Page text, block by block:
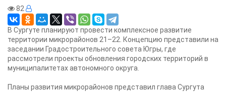
82
В Сургуте планируют провести комплексное развитие
территории микрорайонов 21–22. Концепцию представили на
заседании Градостроительного совета Югры, где
рассмотрели проекты обновления городских территорий в
муниципалитетах автономного округа.
Планы развития микрорайонов представил глава Сургута